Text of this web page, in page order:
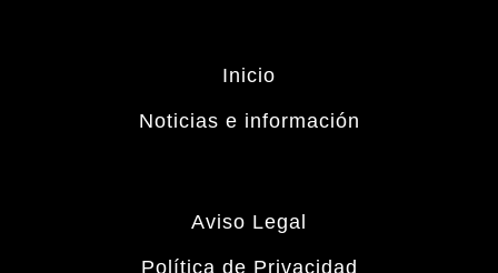
Inicio
Noticias e información
Aviso Legal
Política de Privacidad